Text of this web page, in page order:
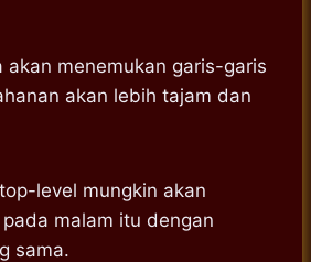
akan menemukan garis-garis
akan lebih tajam dan
level mungkin akan
malam itu dengan
sama.